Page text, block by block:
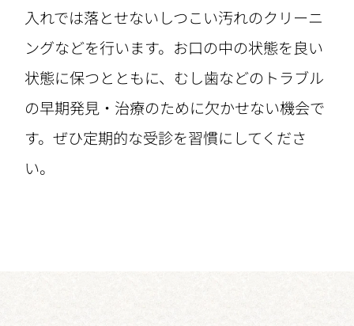
入れでは落とせないしつこい汚れのクリーニ
ングなどを行います。お口の中の状態を良い
状態に保つとともに、むし歯などのトラブル
の早期発見・治療のために欠かせない機会で
す。ぜひ定期的な受診を習慣にしてくださ
い。